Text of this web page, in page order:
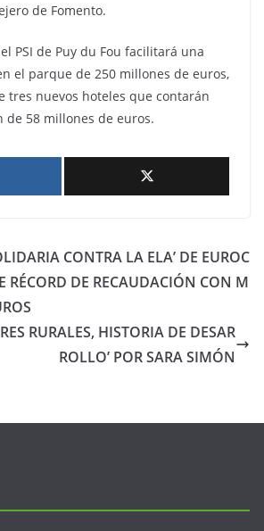
de Fomento.
PSI de Puy du Fou facilitará una
el parque de 250 millones de euros,
tres nuevos hoteles que contarán
de 58 millones de euros.
CONTRA LA ELA’ DE EUROC
RÉCORD DE RECAUDACIÓN CON M
RURALES, HISTORIA DE DESAR
ROLLO’ POR SARA SIMÓN